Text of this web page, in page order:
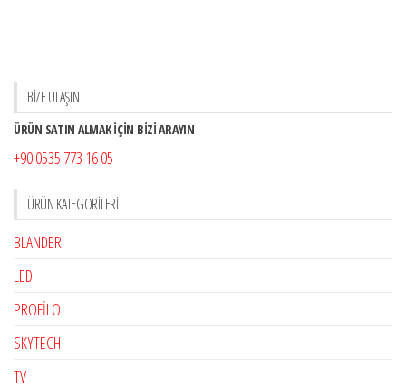
BİZE ULAŞIN
ÜRÜN SATIN ALMAK İÇİN BİZİ ARAYIN
+90 0535 773 16 05
ÜRÜN KATEGORILERI
BLANDER
LED
PROFİLO
SKYTECH
TV